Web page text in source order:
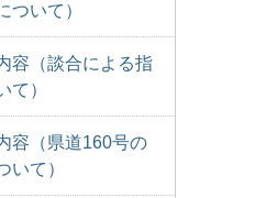
ついて）
容（談合による指
て）
容（県道160号の
いて）